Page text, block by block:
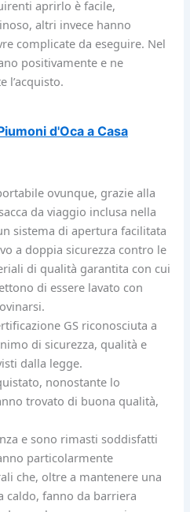
aprirlo è facile,
altri invece hanno
complicate da eseguire. Nel
positivamente e ne
l’acquisto.
d'Oca a Casa
ovunque, grazie alla
da viaggio inclusa nella
sistema di apertura facilitata
a doppia sicurezza contro le
di qualità garantita con cui
di essere lavato con
GS riconosciuta a
di sicurezza, qualità e
dalla legge.
nonostante lo
trovato di buona qualità,
e sono rimasti soddisfatti
particolarmente
che, oltre a mantenere una
caldo, fanno da barriera